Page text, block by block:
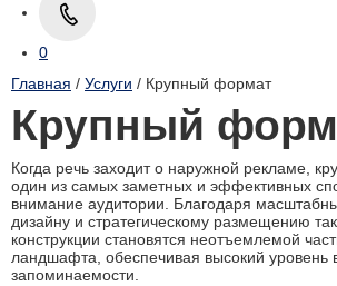
0
Главная / Услуги / Крупный формат
Крупный
Когда речь заходит о наружной рекламе,
один из самых заметных и эффективных
внимание аудитории. Благодаря
дизайну и стратегическому размещению
конструкции становятся неотъемлемой
ландшафта, обеспечивая высокий уровень
запоминаемости.